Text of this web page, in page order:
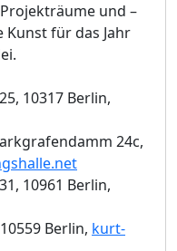
und –
Kunst für das Jahr
10317 Berlin,
24c,
10961 Berlin,
Berlin, kurt-